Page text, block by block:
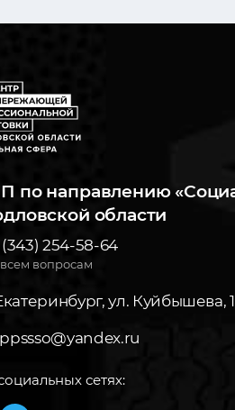
по направлению
области
(343) 254-58-64
вопросам
ул. Куйбышева,
сетях: